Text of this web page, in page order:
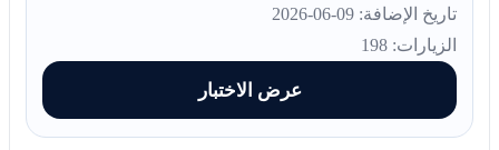
تاريخ الإضافة: 09-06-2026
الزيارات: 198
عرض الاختبار